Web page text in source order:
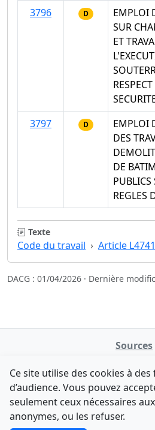
3796
D
EMPLOI
SUR
ET
3797
D
EMPLOI
DES
DE
PUBLICS
REGLES
Texte
Code du travail Article
DACG : 01/04/2026 · Dernière
Sources
Legifrance -
Contact
Comment avez-vous découvert
Une courte réponse suffit (500
Ce site utilise des cookies à
d’audience. Vous pouvez
seulement ceux nécessaires
anonymes, ou les refuser.